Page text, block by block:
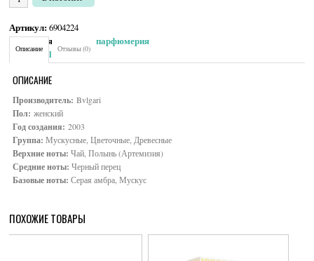
Артикул:6904224
Категория:
Женская парфюмерия
Brand:Bvlgari
Описание Отзывы (0)
ОПИСАНИЕ
Производитель: Bvlgari
Пол: женский
Год создания: 2003
Группа: Мускусные, Цветочные, Древесные
Верхние ноты: Чай, Полынь (Артемизия)
Средние ноты: Черный перец
Базовые ноты: Серая амбра, Мускус
ПОХОЖИЕ ТОВАРЫ